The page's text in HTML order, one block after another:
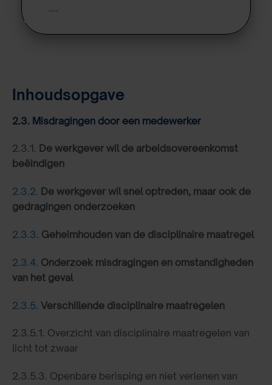
….
Inhoudsopgave
2.3. Misdragingen door een medewerker
2.3.1. De werkgever wil de arbeidsovereenkomst
beëindigen
2.3.2. De werkgever wil snel optreden, maar ook de
gedragingen onderzoeken
2.3.3. Geheimhouden van de disciplinaire maatregel
2.3.4. Onderzoek misdragingen en omstandigheden
van het geval
2.3.5. Verschillende disciplinaire maatregelen
2.3.5.1. Overzicht van disciplinaire maatregelen van
licht tot zwaar
2.3.5.3. Openbare berisping en niet verlenen van